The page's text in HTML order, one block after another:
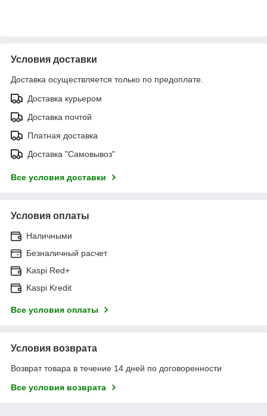
Условия доставки
Доставка осуществляется только по предоплате.
Доставка курьером
Доставка почтой
Платная доставка
Доставка "Самовывоз"
Все условия доставки
Условия оплаты
Наличными
Безналичный расчет
Kaspi Red+
Kaspi Kredit
Все условия оплаты
Условия возврата
Возврат товара в течение 14 дней по договоренности
Все условия возврата